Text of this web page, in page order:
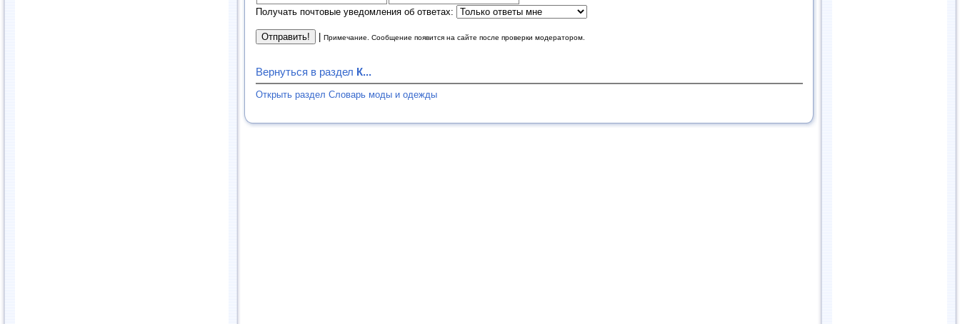
Получать почтовые уведомления об ответах:
Примечание. Сообщение появится на сайте после проверки модератором.
Вернуться в раздел К...
Открыть раздел Словарь моды и одежды